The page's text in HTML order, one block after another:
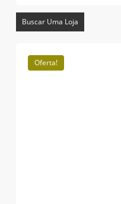
Buscar Uma Loja
Oferta!